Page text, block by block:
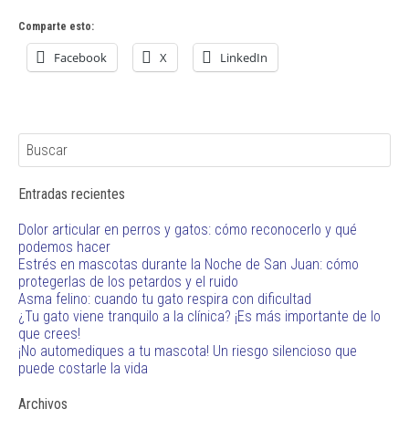
Comparte esto:
Facebook X LinkedIn
Entradas recientes
Dolor articular en perros y gatos: cómo reconocerlo y qué
podemos hacer
Estrés en mascotas durante la Noche de San Juan: cómo
protegerlas de los petardos y el ruido
Asma felino: cuando tu gato respira con dificultad
¿Tu gato viene tranquilo a la clínica? ¡Es más importante de lo
que crees!
¡No automediques a tu mascota! Un riesgo silencioso que
puede costarle la vida
Archivos